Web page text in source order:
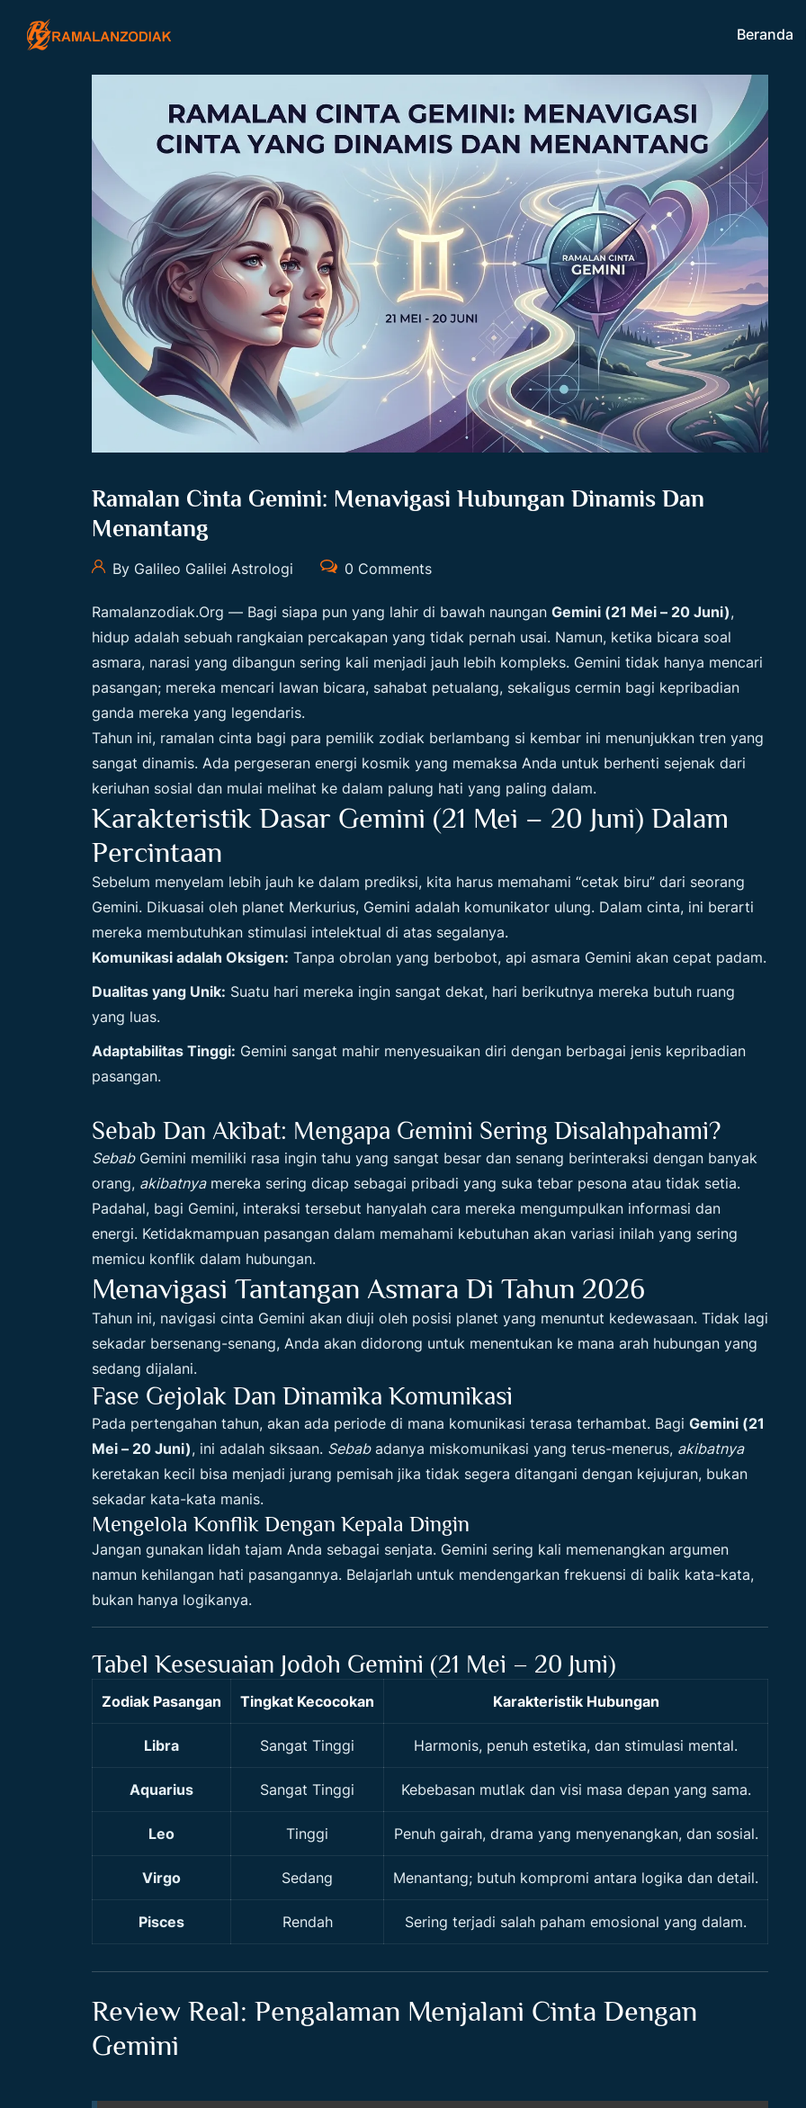
Beranda
Ramalan Cinta Gemini: Menavigasi Hubungan Dinamis Dan
Menantang
By Galileo Galilei Astrologi 0 Comments
Ramalanzodiak.org — Bagi siapa pun yang lahir di bawah naungan Gemini (21 Mei – 20 Juni),
hidup adalah sebuah rangkaian percakapan yang tidak pernah usai. Namun, ketika bicara soal
asmara, narasi yang dibangun sering kali menjadi jauh lebih kompleks. Gemini tidak hanya mencari
pasangan; mereka mencari lawan bicara, sahabat petualang, sekaligus cermin bagi kepribadian
ganda mereka yang legendaris.
Tahun ini, ramalan cinta bagi para pemilik zodiak berlambang si kembar ini menunjukkan tren yang
sangat dinamis. Ada pergeseran energi kosmik yang memaksa Anda untuk berhenti sejenak dari
keriuhan sosial dan mulai melihat ke dalam palung hati yang paling dalam.
Karakteristik Dasar Gemini (21 Mei – 20 Juni) Dalam
Percintaan
Sebelum menyelam lebih jauh ke dalam prediksi, kita harus memahami “cetak biru” dari seorang
Gemini. Dikuasai oleh planet Merkurius, Gemini adalah komunikator ulung. Dalam cinta, ini berarti
mereka membutuhkan stimulasi intelektual di atas segalanya.
Komunikasi adalah Oksigen: Tanpa obrolan yang berbobot, api asmara Gemini akan cepat padam.
Dualitas yang Unik: Suatu hari mereka ingin sangat dekat, hari berikutnya mereka butuh ruang
yang luas.
Adaptabilitas Tinggi: Gemini sangat mahir menyesuaikan diri dengan berbagai jenis kepribadian
pasangan.
Sebab Dan Akibat: Mengapa Gemini Sering Disalahpahami?
SebabGemini memiliki rasa ingin tahu yang sangat besar dan senang berinteraksi dengan banyak
orang, akibatnyamereka sering dicap sebagai pribadi yang suka tebar pesona atau tidak setia.
Padahal, bagi Gemini, interaksi tersebut hanyalah cara mereka mengumpulkan informasi dan
energi. Ketidakmampuan pasangan dalam memahami kebutuhan akan variasi inilah yang sering
memicu konflik dalam hubungan.
Menavigasi Tantangan Asmara Di Tahun 2026
Tahun ini, navigasi cinta Gemini akan diuji oleh posisi planet yang menuntut kedewasaan. Tidak lagi
sekadar bersenang-senang, Anda akan didorong untuk menentukan ke mana arah hubungan yang
sedang dijalani.
Fase Gejolak Dan Dinamika Komunikasi
Pada pertengahan tahun, akan ada periode di mana komunikasi terasa terhambat. Bagi Gemini (21
Mei – 20 Juni), ini adalah siksaan. Sebabadanya miskomunikasi yang terus-menerus, akibatnya
keretakan kecil bisa menjadi jurang pemisah jika tidak segera ditangani dengan kejujuran, bukan
sekadar kata-kata manis.
Mengelola Konflik Dengan Kepala Dingin
Jangan gunakan lidah tajam Anda sebagai senjata. Gemini sering kali memenangkan argumen
namun kehilangan hati pasangannya. Belajarlah untuk mendengarkan frekuensi di balik kata-kata,
bukan hanya logikanya.
Tabel Kesesuaian Jodoh Gemini (21 Mei – 20 Juni)
Zodiak Pasangan Tingkat Kecocokan Karakteristik Hubungan
Libra Sangat Tinggi Harmonis, penuh estetika, dan stimulasi mental.
Aquarius Sangat Tinggi Kebebasan mutlak dan visi masa depan yang sama.
Leo Tinggi Penuh gairah, drama yang menyenangkan, dan sosial.
Virgo Sedang Menantang; butuh kompromi antara logika dan detail.
Pisces Rendah Sering terjadi salah paham emosional yang dalam.
Review Real: Pengalaman Menjalani Cinta Dengan
Gemini